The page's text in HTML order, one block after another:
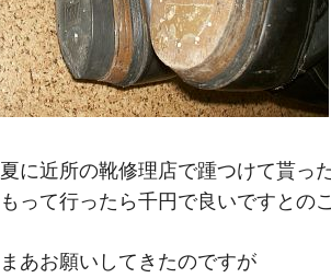
夏に近所の靴修理店で踵つけて貰っ
もって行ったら千円で良いですとのこ
まあお願いしてきたのですが